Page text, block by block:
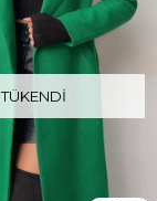
TÜKENDI